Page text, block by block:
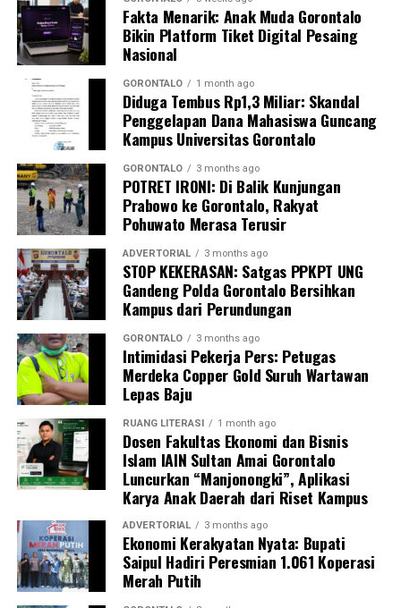
yang hadir untuk tidak melupakan empati sosial serta
tetap menaruh kepedulian riil terhadap masyarakat kecil
yang saat ini masih berjuang menghadapi impitan
ekonomi.
“Dengan tidak mengurangi rasa hormat dan rasa
prihatin kita kepada saudara-saudara di luar sana yang
sedang berjuang keras menghadapi kesulitan hidup,
malam ini kita hadir untuk membagi secercah
kegembiraan dan kebahagiaan bersama kawan-kawan di
Gorontalo,” tutur Wamentan.
Kunjungan kerja Sudaryono di Provinsi Gorontalo ini
merupakan bagian dari rangkaian agenda kedinasan
menjelang seremoni penutupan Pekan Nasional
(PENAS) Petani dan Nelayan 2026. Agenda akbar
tersebut dijadwalkan menghentak pada Rabu
(24/06/2026) di Gelanggang Olahraga (GOR) David-
Tonny, Kabupaten Gorontalo.
Puncak penutupan PENAS 2026 tersebut direncanakan
bakal dihadiri langsung oleh Presiden Republik
Indonesia Prabowo Subianto, didampingi jajaran
menteri Kabinet Merah Putih serta para kepala daerah
se-Indonesia.
Pantauan di lokasi, agenda malam silaturahmi ini turut
dihadiri oleh sederet tokoh elite politik dan pejabat
Fakta Menarik: Anak Muda Gorontalo
Bikin Platform Tiket Digital Pesaing
Nasional
GORONTALO 1 month ago
Diduga Tembus Rp1,3 Miliar: Skandal
Penggelapan Dana Mahasiswa Guncang
Kampus Universitas Gorontalo
GORONTALO 3 months ago
POTRET IRONI: Di Balik Kunjungan
Prabowo ke Gorontalo, Rakyat
Pohuwato Merasa Terusir
ADVERTORIAL 3 months ago
STOP KEKERASAN: Satgas PPKPT UNG
Gandeng Polda Gorontalo Bersihkan
Kampus dari Perundungan
GORONTALO 3 months ago
Intimidasi Pekerja Pers: Petugas
Merdeka Copper Gold Suruh Wartawan
Lepas Baju
RUANG LITERASI 1 month ago
Dosen Fakultas Ekonomi dan Bisnis
Islam IAIN Sultan Amai Gorontalo
Luncurkan “Manjonongki”, Aplikasi
Karya Anak Daerah dari Riset Kampus
ADVERTORIAL 3 months ago
Ekonomi Kerakyatan Nyata: Bupati
Saipul Hadiri Peresmian 1.061 Koperasi
Merah Putih